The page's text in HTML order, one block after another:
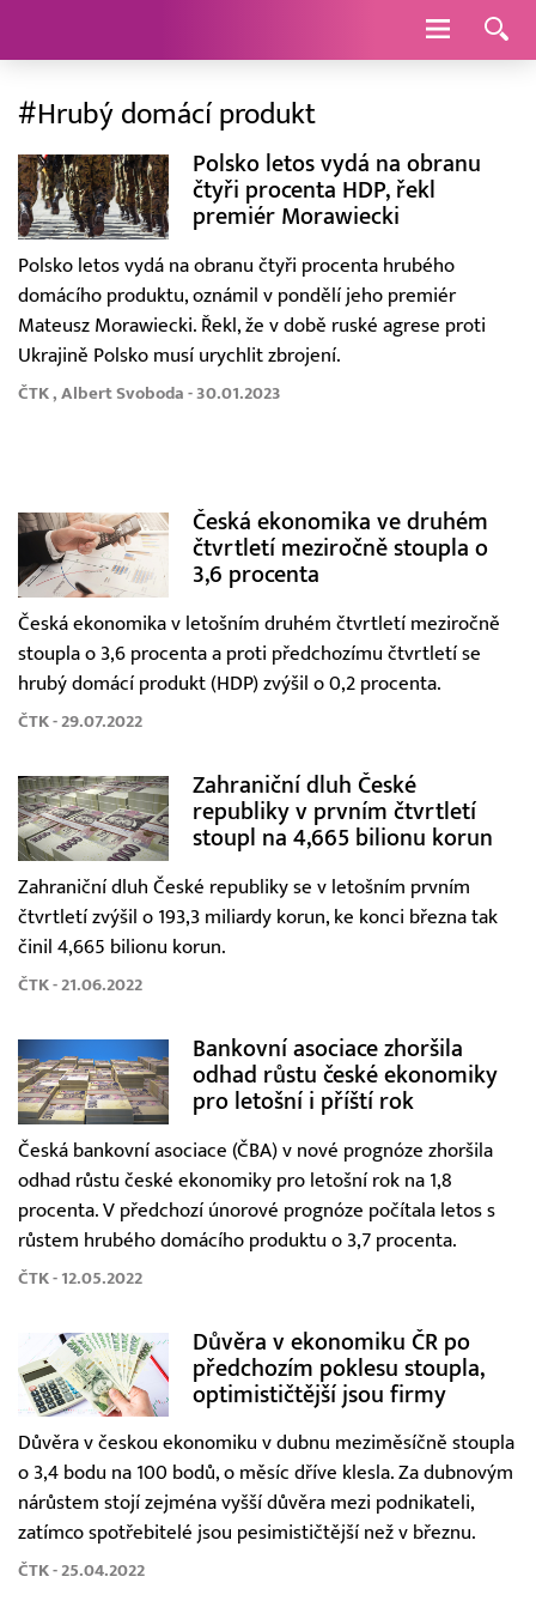
Navigace
#Hrubý domácí produkt
Polsko letos vydá na obranu
čtyři procenta HDP, řekl
premiér Morawiecki
Polsko letos vydá na obranu čtyři procenta hrubého
domácího produktu, oznámil v pondělí jeho premiér
Mateusz Morawiecki. Řekl, že v době ruské agrese proti
Ukrajině Polsko musí urychlit zbrojení.
ČTK , Albert Svoboda - 30.01.2023
Česká ekonomika ve druhém
čtvrtletí meziročně stoupla o
3,6 procenta
Česká ekonomika v letošním druhém čtvrtletí meziročně
stoupla o 3,6 procenta a proti předchozímu čtvrtletí se
hrubý domácí produkt (HDP) zvýšil o 0,2 procenta.
ČTK - 29.07.2022
Zahraniční dluh České
republiky v prvním čtvrtletí
stoupl na 4,665 bilionu korun
Zahraniční dluh České republiky se v letošním prvním
čtvrtletí zvýšil o 193,3 miliardy korun, ke konci března tak
činil 4,665 bilionu korun.
ČTK - 21.06.2022
Bankovní asociace zhoršila
odhad růstu české ekonomiky
pro letošní i příští rok
Česká bankovní asociace (ČBA) v nové prognóze zhoršila
odhad růstu české ekonomiky pro letošní rok na 1,8
procenta. V předchozí únorové prognóze počítala letos s
růstem hrubého domácího produktu o 3,7 procenta.
ČTK - 12.05.2022
Důvěra v ekonomiku ČR po
předchozím poklesu stoupla,
optimističtější jsou firmy
Důvěra v českou ekonomiku v dubnu meziměsíčně stoupla
o 3,4 bodu na 100 bodů, o měsíc dříve klesla. Za dubnovým
nárůstem stojí zejména vyšší důvěra mezi podnikateli,
zatímco spotřebitelé jsou pesimističtější než v březnu.
ČTK - 25.04.2022